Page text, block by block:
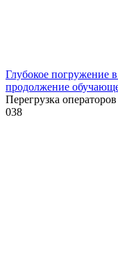
Глубокое погружение
продолжение
Перегрузка
038